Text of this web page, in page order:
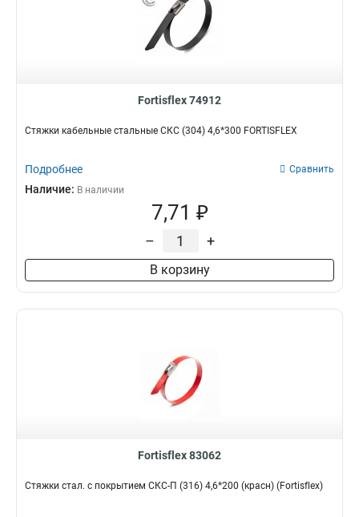
Fortisflex 74912
Стяжки кабельные стальные СКС (304) 4,6*300 FORTISFLEX
Подробнее Сравнить
Наличие: В наличии
7,71 ₽
– +
В корзину
Fortisflex 83062
Стяжки стал. с покрытием СКС-П (316) 4,6*200 (красн) (Fortisflex)